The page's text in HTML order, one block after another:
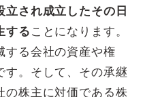
立され成立したその日
する ことになります。
する会社の資産や権
す。そして、その承継
の株主に対価である株